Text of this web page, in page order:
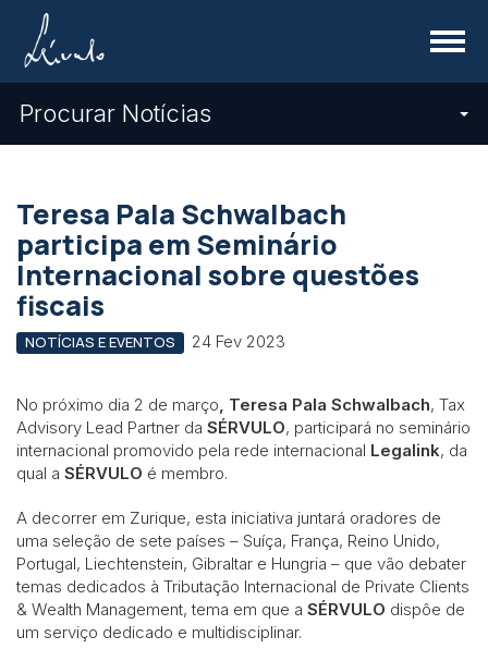
Menu
Procurar Notícias
Teresa Pala Schwalbach
participa em Seminário
Internacional sobre questões
fiscais
NOTÍCIAS E EVENTOS 24 Fev 2023
No próximo dia 2 de março, Teresa Pala Schwalbach, Tax
Advisory Lead Partner da SÉRVULO, participará no seminário
internacional promovido pela rede internacional Legalink, da
qual a SÉRVULO é membro.
A decorrer em Zurique, esta iniciativa juntará oradores de
uma seleção de sete países – Suíça, França, Reino Unido,
Portugal, Liechtenstein, Gibraltar e Hungria – que vão debater
temas dedicados à Tributação Internacional de Private Clients
& Wealth Management, tema em que a SÉRVULO dispôe de
um serviço dedicado e multidisciplinar.